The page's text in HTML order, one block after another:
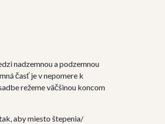
nadzemnou a podzemnou
časť je v nepomere k
režeme väčšinou koncom
aby miesto štepenia/